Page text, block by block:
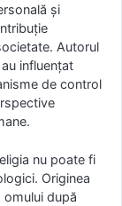
și
Autorul
influențat
de control
nu poate fi
Originea
omului după